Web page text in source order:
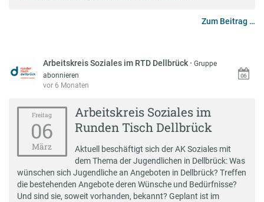
Zum Beitrag …
Arbeitskreis Soziales im RTD Dellbrück ·Gruppe
abonnieren
vor 6 Monaten
Freitag
06
März
Arbeitskreis Soziales im
Runden Tisch Dellbrück
Aktuell beschäftigt sich der AK Soziales mit
dem Thema der Jugendlichen in Dellbrück: Was
wünschen sich Jugendliche an Angeboten in Dellbrück? Treffen
die bestehenden Angebote deren Wünsche und Bedürfnisse?
Und sind sie, soweit vorhanden, bekannt? Geplant ist im